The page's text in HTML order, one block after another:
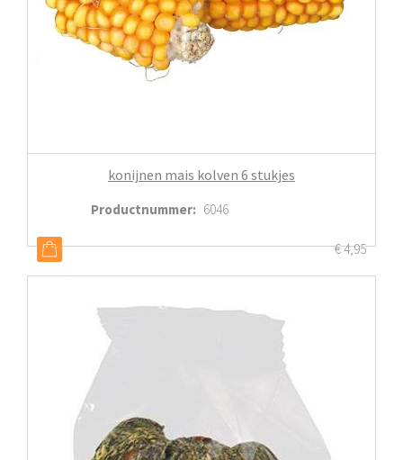
konijnen mais kolven 6 stukjes
Productnummer: 6046
€4,95